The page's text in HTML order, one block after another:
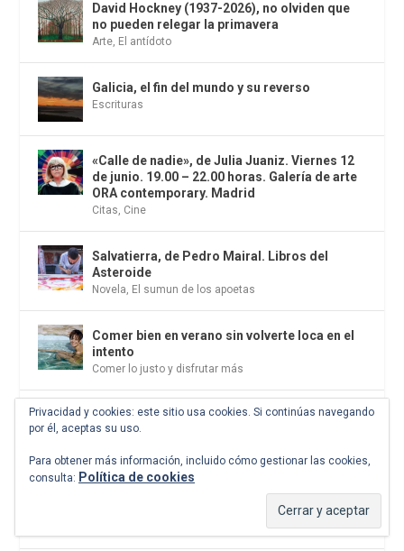
David Hockney (1937-2026), no olviden que
no pueden relegar la primavera
Arte, El antídoto
Galicia, el fin del mundo y su reverso
Escrituras
«Calle de nadie», de Julia Juaniz. Viernes 12
de junio. 19.00 – 22.00 horas. Galería de arte
ORA contemporary. Madrid
Citas, Cine
Salvatierra, de Pedro Mairal. Libros del
Asteroide
Novela, El sumun de los apoetas
Comer bien en verano sin volverte loca en el
intento
Comer lo justo y disfrutar más
El culto a la belleza. Hasta el 8 de noviembre
de 2026. CCCB. Barcelona
Bernini y los Barberini. Palazzo Barberini.
Privacidad y cookies: este sitio usa cookies. Si continúas navegando
por él, aceptas su uso.
Para obtener más información, incluido cómo gestionar las cookies,
consulta: Política de cookies